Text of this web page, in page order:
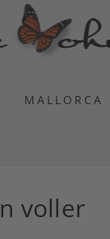
MALLORCA
voller